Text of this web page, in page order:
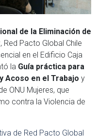
de la Eliminación de
, Red Pacto Global Chile
en el Edificio Caja
la Guía práctica para
Acoso en el Trabajo y
ONU Mujeres, que
contra la Violencia de
de Red Pacto Global